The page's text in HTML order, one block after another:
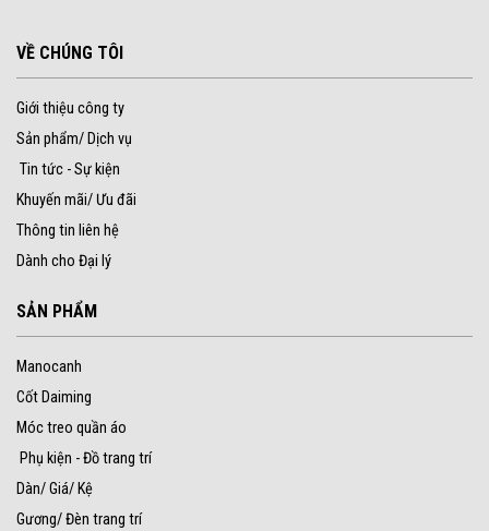
VỀ CHÚNG TÔI
Giới thiệu công ty
Sản phẩm/ Dịch vụ
Tin tức - Sự kiện
Khuyến mãi/ Ưu đãi
Thông tin liên hệ
Dành cho Đại lý
SẢN PHẨM
Manocanh
Cốt Daiming
Móc treo quần áo
Phụ kiện - Đồ trang trí
Dàn/ Giá/ Kệ
Gương/ Đèn trang trí